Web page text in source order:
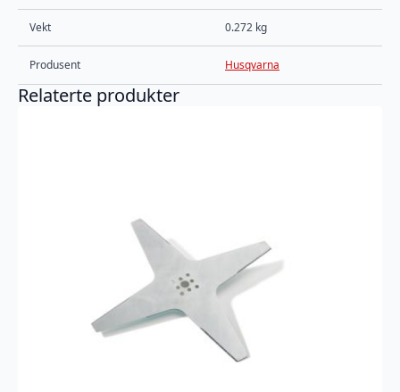
Vekt 0.272 kg
Produsent Husqvarna
Relaterte produkter